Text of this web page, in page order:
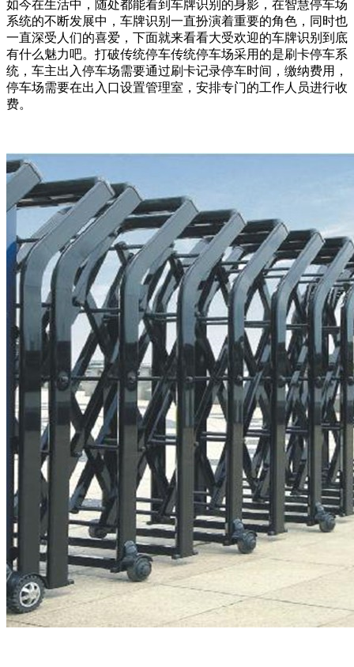
如今在生活中，随处都能看到车牌识别的身影，在智慧停车场
系统的不断发展中，车牌识别一直扮演着重要的角色，同时也
一直深受人们的喜爱，下面就来看看大受欢迎的车牌识别到底
有什么魅力吧。打破传统停车传统停车场采用的是刷卡停车系
统，车主出入停车场需要通过刷卡记录停车时间，缴纳费用，
停车场需要在出入口设置管理室，安排专门的工作人员进行收
费。